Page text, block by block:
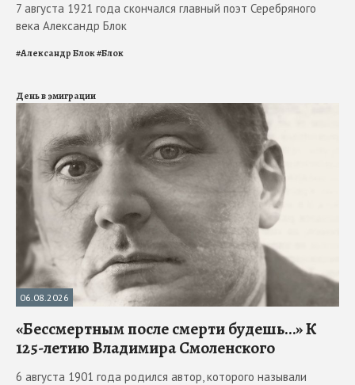
7 августа 1921 года скончался главный поэт Серебряного
века Александр Блок
#Александр Блок#Блок
День в эмиграции
06.08.2026
«Бессмертным после смерти будешь…» К
125-летию Владимира Смоленского
6 августа 1901 года родился автор, которого называли